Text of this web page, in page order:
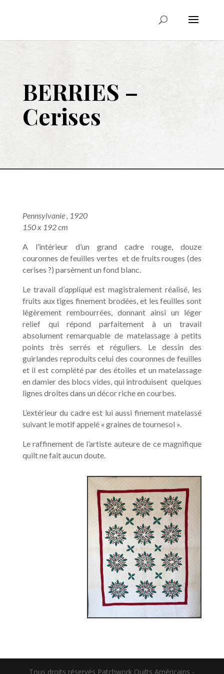
BERRIES –
Cerises
Pennsylvanie , 1920
150 x 192 cm
A l’intérieur d’un grand cadre rouge, douze
couronnes de feuilles vertes et de fruits rouges (des
cerises ?) parsèment un fond blanc.
Le travail d’appliquéest magistralement réalisé, les
fruits aux tiges finement brodées, et les feuilles sont
légèrement rembourrées, donnant ainsi un léger
relief qui répond parfaitement à un travail
absolument remarquable de matelassage à petits
points très serrés et réguliers. Le dessin des
guirlandes reproduits celui des couronnes de feuilles
et il est complété par des étoiles et un matelassage
en damier des blocs vides, qui introduisent quelques
lignes droites dans un décor riche en courbes.
L’extérieur du cadre est lui aussi finement matelassé
suivant le motif appelé « graines de tournesol ».
Le raffinement de l’artiste auteure de ce magnifique
quilt ne fait aucun doute.
Tous droits réservés Patchwork Quilts Américains -